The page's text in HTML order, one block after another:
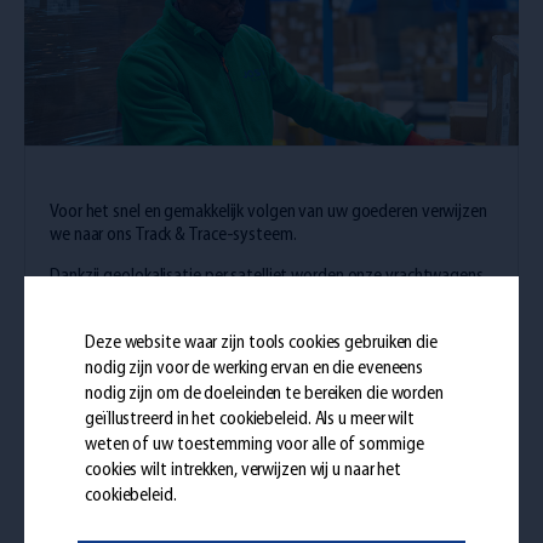
Deze website waar zijn tools cookies gebruiken die
nodig zijn voor de werking ervan en die eveneens
nodig zijn om de doeleinden te bereiken die worden
geïllustreerd in het cookiebeleid. Als u meer wilt
weten of uw toestemming voor alle of sommige
cookies wilt intrekken, verwijzen wij u naar het
cookiebeleid.
Voor het snel en gemakkelijk volgen van uw goederen verwijzen
we naar ons Track & Trace-systeem.
Dankzij geolokalisatie per satelliet worden onze vrachtwagens
Tracking
Hulp nodig?